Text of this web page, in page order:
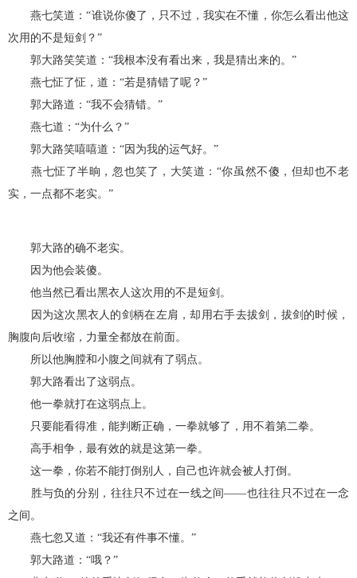
燕七笑道：“谁说你傻了，只不过，我实在不懂，你怎么看出他这
次用的不是短剑？”
郭大路笑笑道：“我根本没有看出来，我是猜出来的。”
燕七怔了怔，道：“若是猜错了呢？”
郭大路道：“我不会猜错。”
燕七道：“为什么？”
郭大路笑嘻嘻道：“因为我的运气好。”
燕七怔了半晌，忽也笑了，大笑道：“你虽然不傻，但却也不老
实，一点都不老实。”
郭大路的确不老实。
因为他会装傻。
他当然已看出黑衣人这次用的不是短剑。
因为这次黑衣人的剑柄在左肩，却用右手去拔剑，拔剑的时候，
胸腹向后收缩，力量全都放在前面。
所以他胸膛和小腹之间就有了弱点。
郭大路看出了这弱点。
他一拳就打在这弱点上。
只要能看得准，能判断正确，一拳就够了，用不着第二拳。
高手相争，最有效的就是这第一拳。
这一拳，你若不能打倒别人，自己也许就会被人打倒。
胜与负的分别，往往只不过在一线之间——也往往只不过在一念
之间。
燕七忽又道：“我还有件事不懂。”
郭大路道：“哦？”